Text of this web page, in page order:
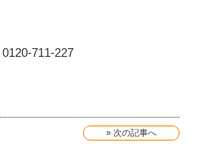
711-227
» 次の記事へ